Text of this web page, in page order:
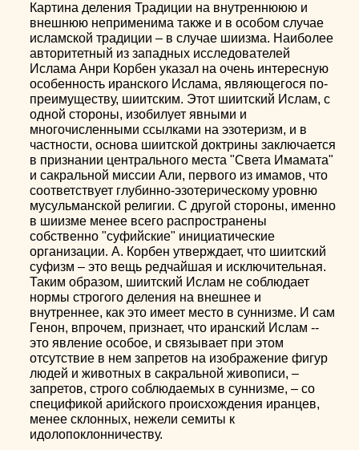
Картина деления Традиции на внутреннююю и
внешнюю неприменима также и в особом случае
исламской традиции – в случае шиизма. Наиболее
авторитетный из западных исследователей
Ислама Анри Корбен указал на очень интересную
особенность иранского Ислама, являющегося по-
преимуществу, шиитским. Этот шиитский Ислам, с
одной стороны, изобилует явными и
многочисленными ссылками на эзотеризм, и в
частности, основа шиитской доктрины заключается
в признании центрального места "Света Имамата"
и сакральной миссии Али, первого из имамов, что
соответствует глубинно-эзотерическому уровню
мусульманской религии. С другой стороны, именно
в шиизме менее всего распространены
собственно "суфийские" инициатические
организации. А. Корбен утверждает, что шиитский
суфизм – это вещь редчайшая и исключительная.
Таким образом, шиитский Ислам не соблюдает
нормы строгого деления на внешнее и
внутреннее, как это имеет место в суннизме. И сам
Генон, впрочем, признает, что иранский Ислам --
это явление особое, и связывает при этом
отсутствие в нем запретов на изображение фигур
людей и животных в сакральной живописи, –
запретов, строго соблюдаемых в суннизме, – со
спецификой арийского происхождения иранцев,
менее склонных, нежели семиты к
идолопоклонничеству.